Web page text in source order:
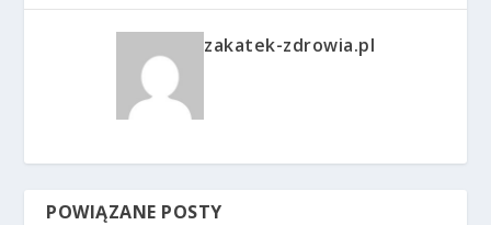
zakatek-zdrowia.pl
POWIĄZANE POSTY